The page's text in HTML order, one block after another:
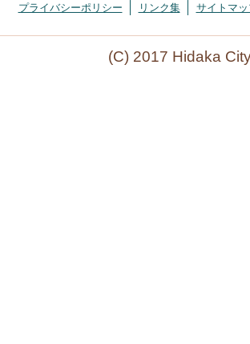
プライバシーポリシー
リンク集 サイトマッ
(C) 2017 Hidaka